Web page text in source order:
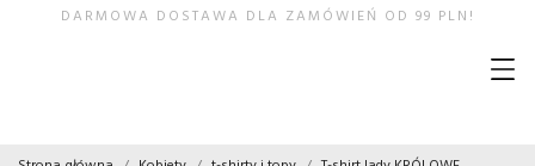
DARMOWA DOSTAWA DLA ZAMÓWIEŃ OD 99 PLN!